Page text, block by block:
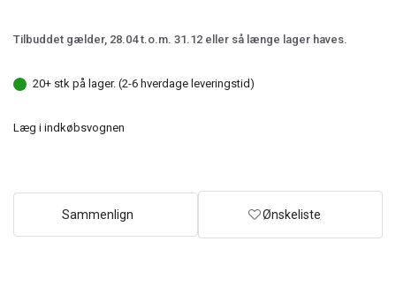
Tilbuddet gælder, 28.04 t.o.m. 31.12 eller så længe lager haves.
20+ stk på lager. (2-6 hverdage leveringstid)
Læg i indkøbsvognen
Sammenlign Ønskeliste